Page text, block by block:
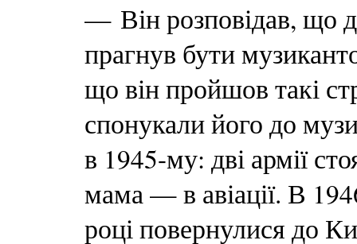
— Він розповідав, що
прагнув бути
що він пройшов такі
спонукали його до
в 1945-му: дві армії
мама — в авіації. В
році повернулися до